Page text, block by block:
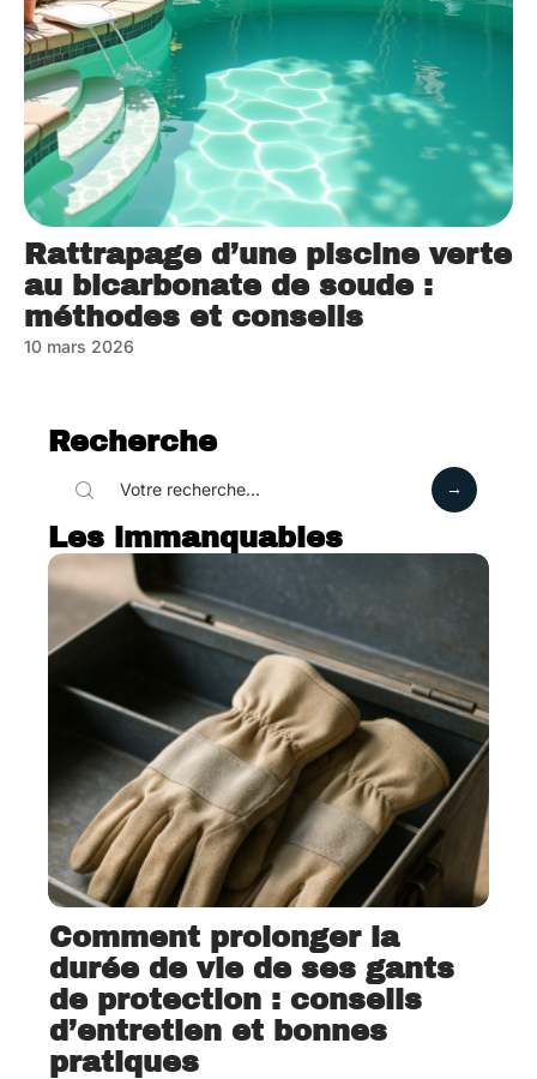
Rattrapage d’une piscine verte
au bicarbonate de soude :
méthodes et conseils
10 mars 2026
Recherche
Les immanquables
Comment prolonger la
durée de vie de ses gants
de protection : conseils
d’entretien et bonnes
pratiques